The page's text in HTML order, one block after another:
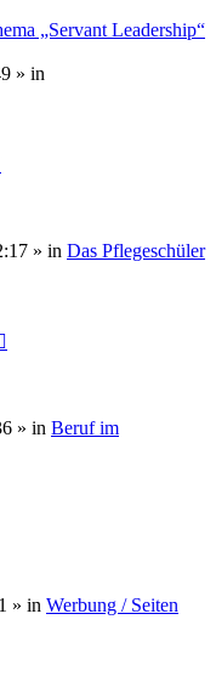
„Servant Leadership“
» in
» in Das Pflegeschüler
» in Beruf im
» in Werbung / Seiten